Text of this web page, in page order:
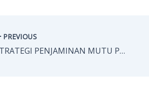
PREVIOUS
STRATEGI PENJAMINAN MUTU PERGURUAN TINGGI